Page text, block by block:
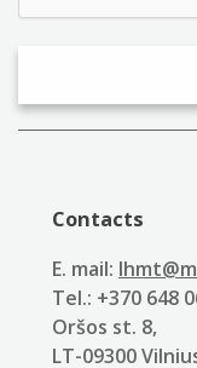
Contacts
E. mail:
Tel.: +370 648
Oršos st. 8,
LT-09300